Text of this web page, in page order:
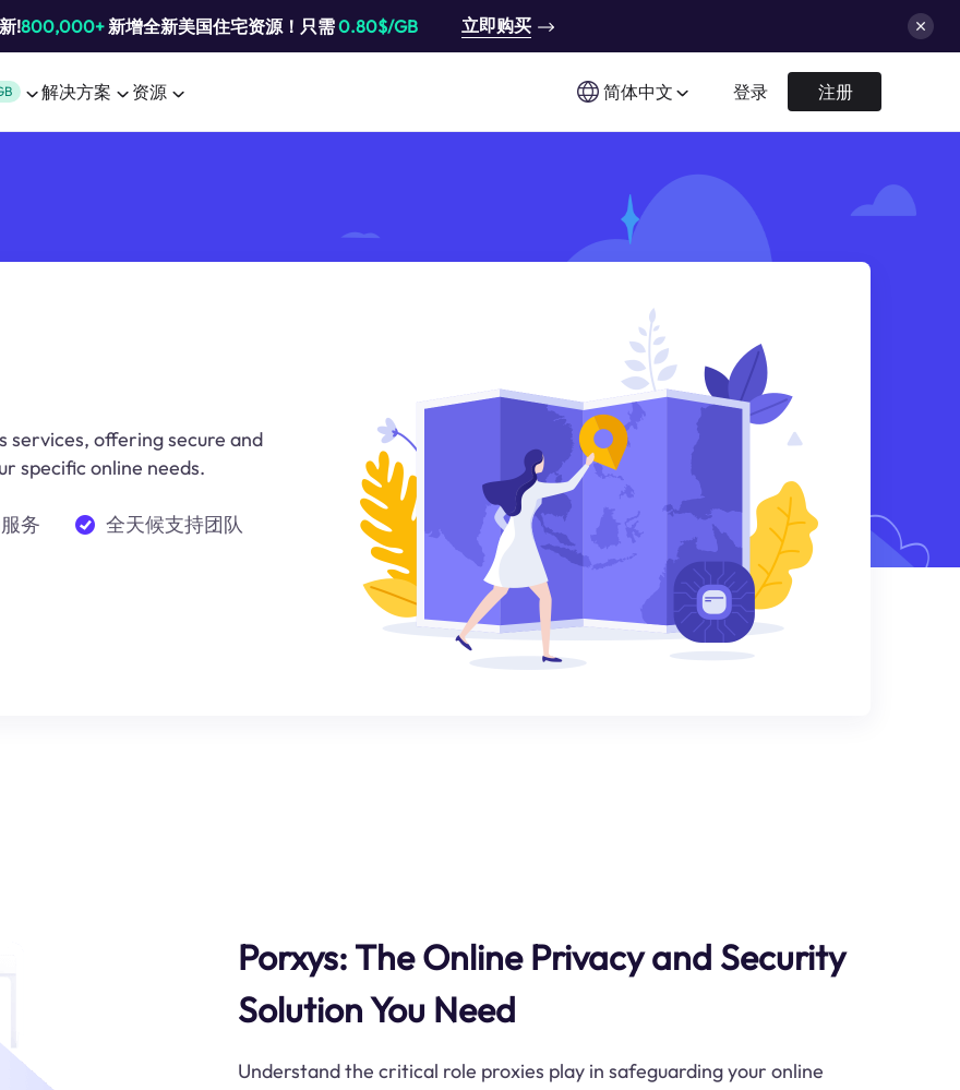
!800,000+新增全新美国住宅资源！只需0.80$/GB 立即购买
解决方案 资源 简体中文 登录 注册
services, offering secure and
specific online needs.
务 全天候支持团队
Porxys: The Online Privacy and Security
Solution You Need
Understand the critical role proxies play in safeguarding your online